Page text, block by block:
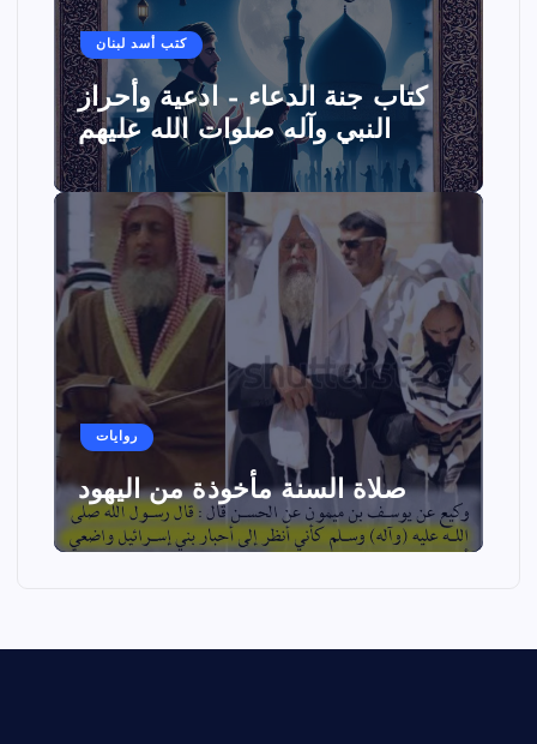
كتب أسد لبنان
كتاب جنة الدعاء – ادعية وأحراز
النبي وآله صلوات الله عليهم
روايات
صلاة السنة مأخوذة من اليهود